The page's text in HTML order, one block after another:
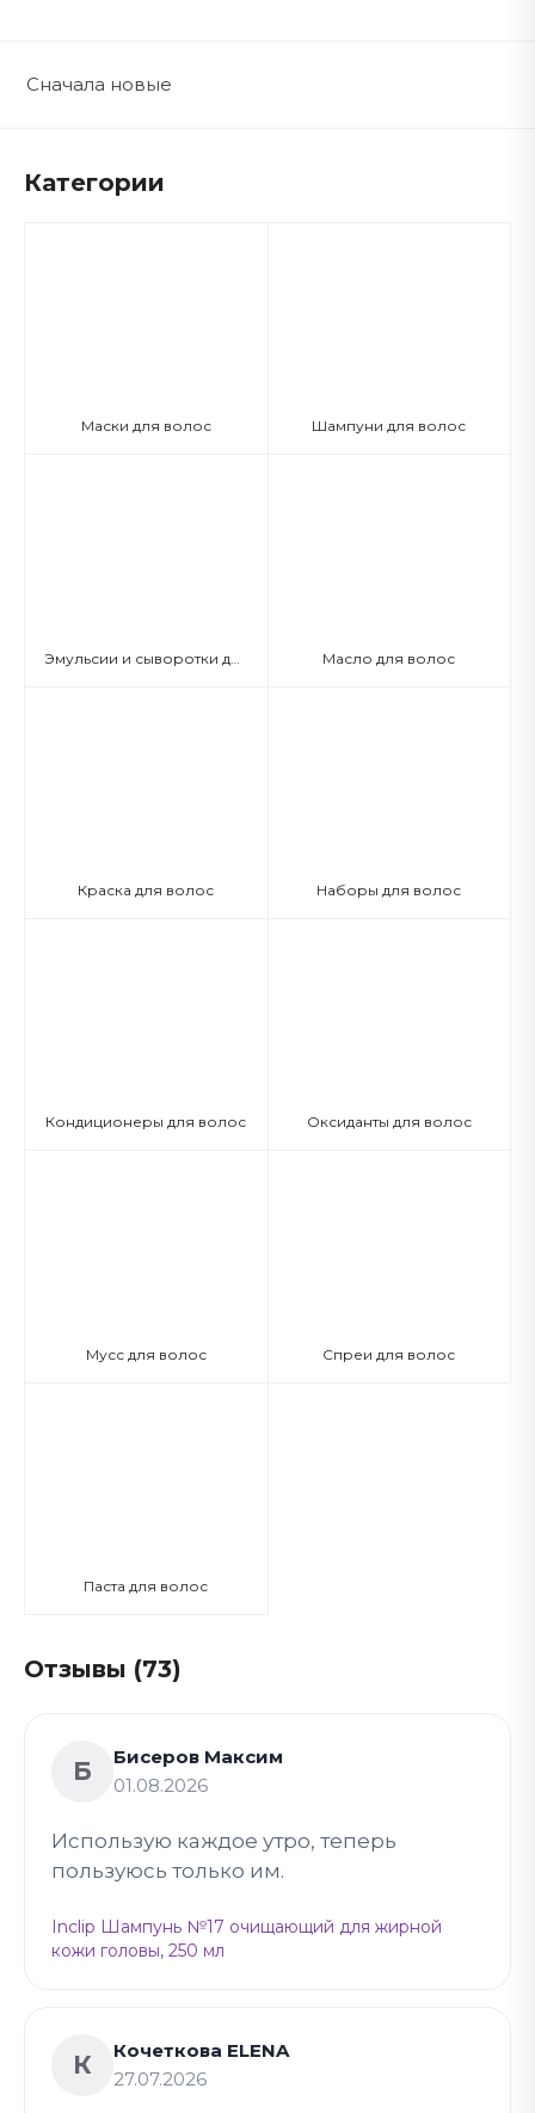
Сначала новые
Категории
Маски для волос Шампуни для волос
Масло для волос
Краска для волос Наборы для волос
Кондиционеры для волос Оксиданты для волос
Мусс для волос Спреи для волос
Паста для волос
Отзывы (73)
Б
Бисеров Максим
01.08.2026
Использую каждое утро, теперь
пользуюсь только им.
Inclip Шампунь №17 очищающий для жирной
кожи головы, 250 мл
К
Кочеткова ELENA
27.07.2026